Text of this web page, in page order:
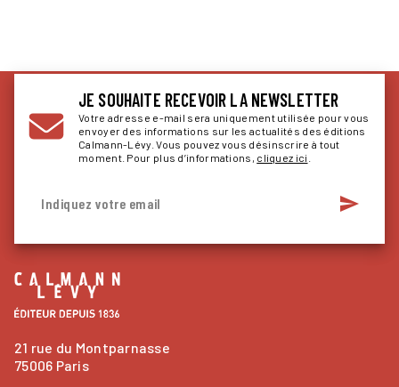
JE SOUHAITE RECEVOIR LA NEWSLETTER
Votre adresse e-mail sera uniquement utilisée pour vous
envoyer des informations sur les actualités des éditions
Calmann-Lévy. Vous pouvez vous désinscrire à tout
moment. Pour plus d’informations, cliquez ici
Indiquez votre email send
21 rue du Montparnasse
75006 Paris